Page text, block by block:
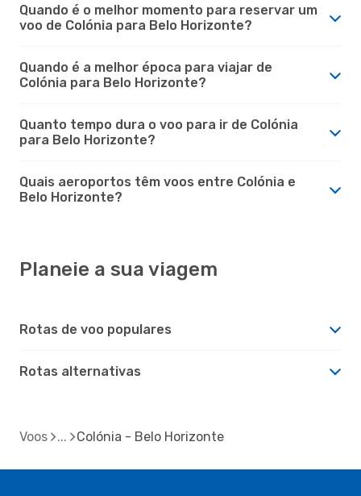
Quando é o melhor momento para reservar um
voo de Colónia para Belo Horizonte?
Quando é a melhor época para viajar de
Colónia para Belo Horizonte?
Quanto tempo dura o voo para ir de Colónia
para Belo Horizonte?
Quais aeroportos têm voos entre Colónia e
Belo Horizonte?
Planeie a sua viagem
Rotas de voo populares
Rotas alternativas
Voos Colónia - Belo Horizonte